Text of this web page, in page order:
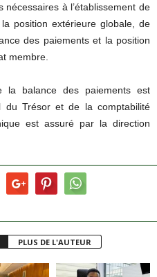
à l’établissement de
position extérieure globale, de
des paiements et la position
membre.
la balance des paiements est
du Trésor et de la comptabilité
est assuré par la direction
PLUS DE L'AUTEUR